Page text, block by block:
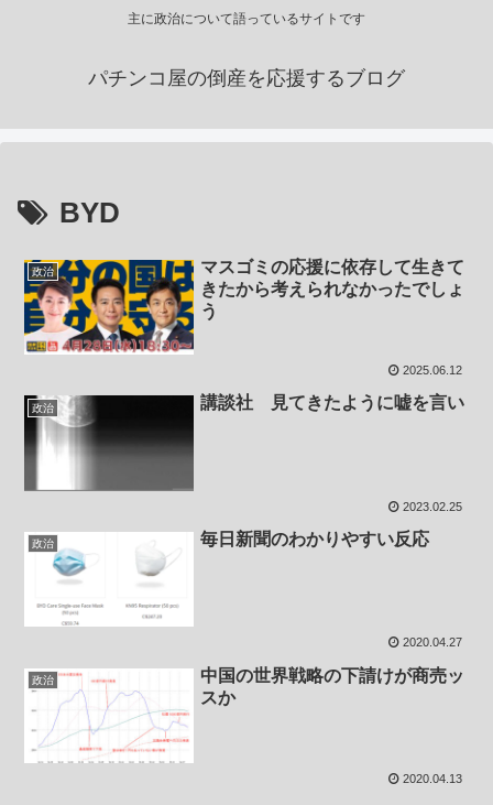
主に政治について語っているサイトです
パチンコ屋の倒産を応援するブログ
BYD
政治
マスゴミの応援に依存して生きて
きたから考えられなかったでしょ
う
2025.06.12
政治 講談社 見てきたように嘘を言い
2023.02.25
政治 毎日新聞のわかりやすい反応
2020.04.27
政治
中国の世界戦略の下請けが商売ッ
スか
2020.04.13